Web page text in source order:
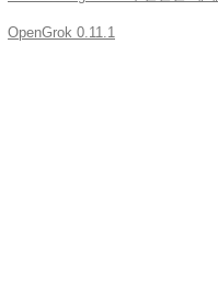
OpenGrok 0.11.1